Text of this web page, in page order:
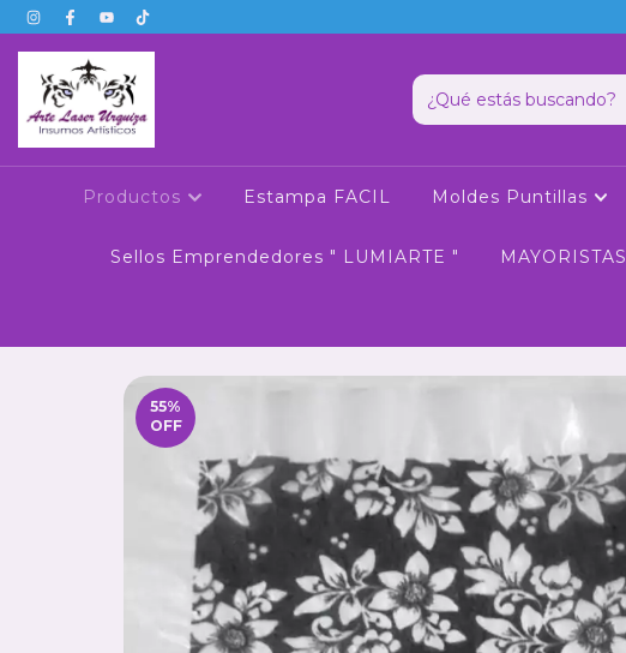
Productos Estampa FACIL Moldes Puntillas
Sellos Emprendedores " LUMIARTE " MAYORISTAS
55%
OFF